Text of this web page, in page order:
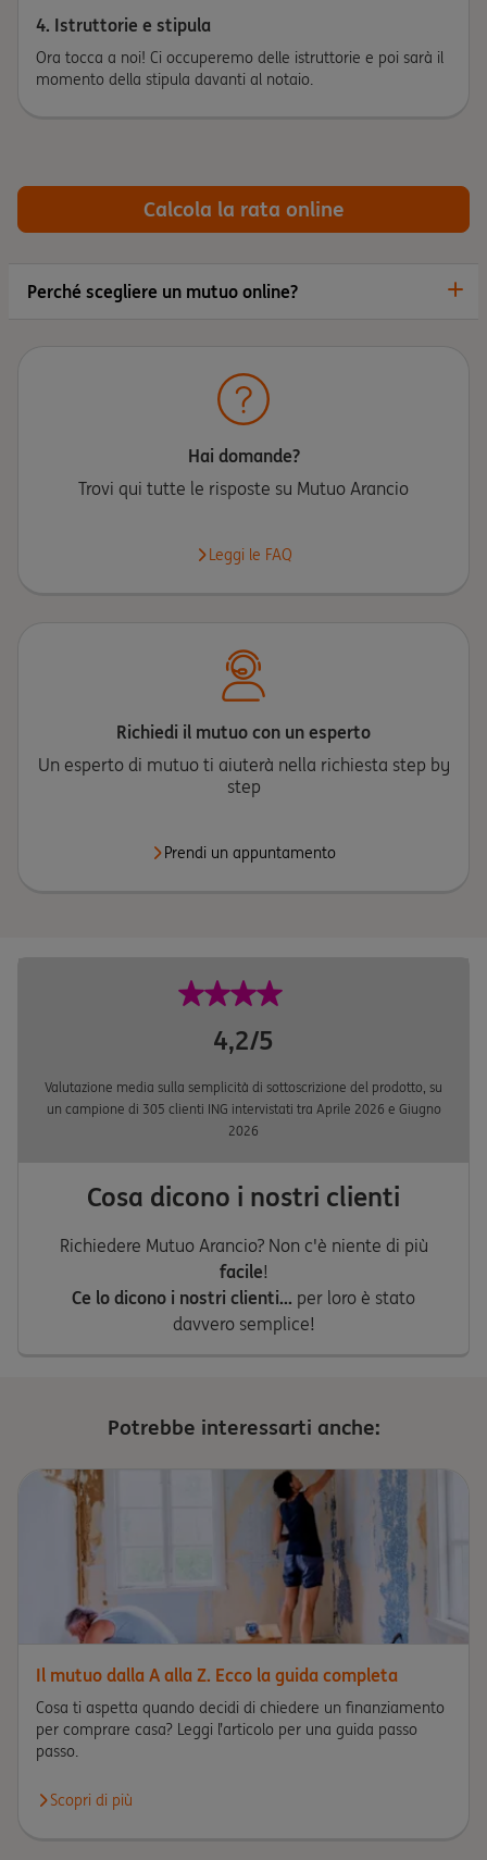
4. Istruttorie e stipula
Ora tocca a noi! Ci occuperemo delle istruttorie e poi sarà il
momento della stipula davanti al notaio.
Calcola la rata online
Perché scegliere un mutuo online?
Hai domande?
Trovi qui tutte le risposte su Mutuo Arancio
Leggi le FAQ
Richiedi il mutuo con un esperto
Un esperto di mutuo ti aiuterà nella richiesta step by
step
Prendi un appuntamento
4,2/5
Valutazione media sulla semplicità di sottoscrizione del prodotto, su
un campione di 305 clienti ING intervistati tra Aprile 2026 e Giugno
2026
Cosa dicono i nostri clienti
Richiedere Mutuo Arancio? Non c'è niente di più
facile!
Ce lo dicono i nostri clienti... per loro è stato
davvero semplice!
Potrebbe interessarti anche:
Il mutuo dalla A alla Z. Ecco la guida completa
Cosa ti aspetta quando decidi di chiedere un finanziamento
per comprare casa? Leggi l’articolo per una guida passo
passo.
Scopri di più
Scopri di più circa Il mutuo dalla A alla Z. Ecco la guida